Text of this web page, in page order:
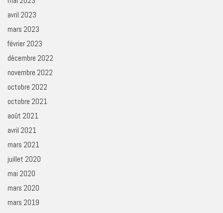
avril 2023
mars 2023
février 2023
décembre 2022
novembre 2022
octobre 2022
octobre 2021
août 2021
avril 2021
mars 2021
juillet 2020
mai 2020
mars 2020
mars 2019